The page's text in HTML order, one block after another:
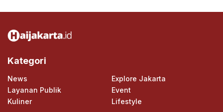
Kategori
News
Explore Jakarta
Layanan Publik
Event
Kuliner
Lifestyle